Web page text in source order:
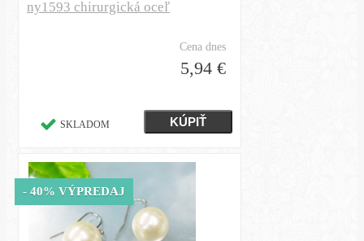
ny1593 chirurgická oceľ
Cena dnes
5,94 €
SKLADOM
- 40% VÝPREDAJ